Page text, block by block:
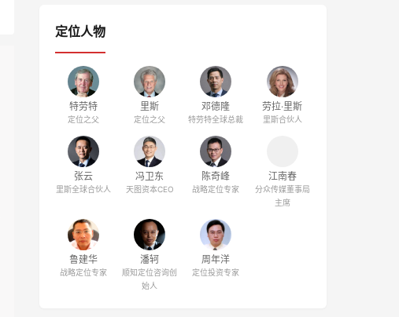
定位人物
特劳特
定位之父
里斯
定位之父
邓德隆
特劳特全球总裁
劳拉·里斯
里斯合伙人
张云
里斯全球合伙人
冯卫东
天图资本CEO
陈奇峰
战略定位专家
江南春
分众传媒董事局
主席
鲁建华
战略定位专家
潘轲
顺知定位咨询创
始人
周年洋
定位投资专家